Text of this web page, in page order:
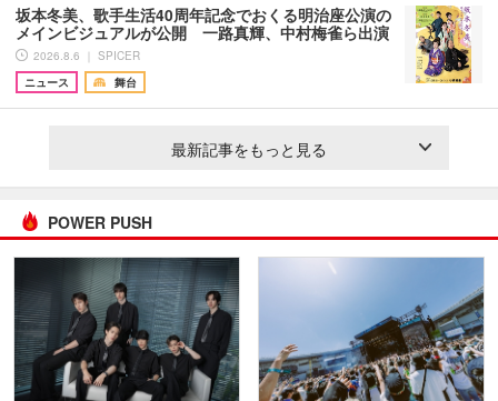
坂本冬美、歌手生活40周年記念でおくる明治座公演の
メインビジュアルが公開 一路真輝、中村梅雀ら出演
2026.8.6 ｜ SPICER
ニュース
舞台
最新記事をもっと見る
POWER PUSH